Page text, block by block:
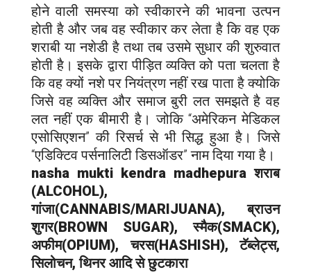
होने वाली समस्या को स्वीकारने की भावना उत्पन
होती है और जब वह स्वीकार कर लेता है कि वह एक
शराबी या नशेडी है तथा तब उसमे सुधार की शुरुवात
होती है। इसके द्वारा पीड़ित व्यक्ति को पता चलता है
कि वह क्यों नशे पर नियंत्रण नहीं रख पाता है क्योकि
जिसे वह व्यक्ति और समाज बुरी लत समझते है वह
लत नहीं एक बीमारी है। जोकि “अमेरिकन मेडिकल
एसोसिएशन” की रिसर्च से भी सिद्ध हुआ है। जिसे
“एडिक्टिव पर्सनालिटी डिसऑडर” नाम दिया गया है।
nasha mukti kendra madhepuraशराब
(ALCOHOL),
गांजा(CANNABIS/MARIJUANA), ब्राउन
शुगर(BROWN SUGAR), स्मैक(SMACK),
अफीम(OPIUM), चरस(HASHISH), टॅब्लेट्स,
सिलोचन, थिनर आदि से छुटकारा